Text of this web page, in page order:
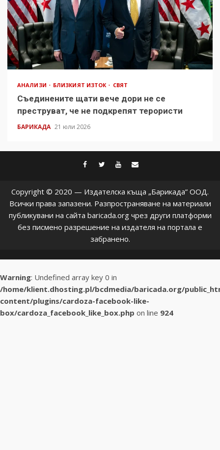
АНАЛИЗИ БЛИЗКИЯТ ИЗТОК СВЯТ
Съединените щати вече дори не се
преструват, че не подкрепят терористи
БАРИКАДА 21 юли 2026
facebook
twitter
youtube
Copyright © 2020 — Издателска къща „Барикада” ООД.
Всички права запазени. Разпространяване на материали
публикувани на сайта baricada.org чрез други платформи
без писмено разрешение на издателя на портала е
забранено.
Warning: Undefined array key 0 in
/home/klient.dhosting.pl/bcdmedia/baricada.org/
content/plugins/cardoza-facebook-like-
box/cardoza_facebook_like_box.php on line 924